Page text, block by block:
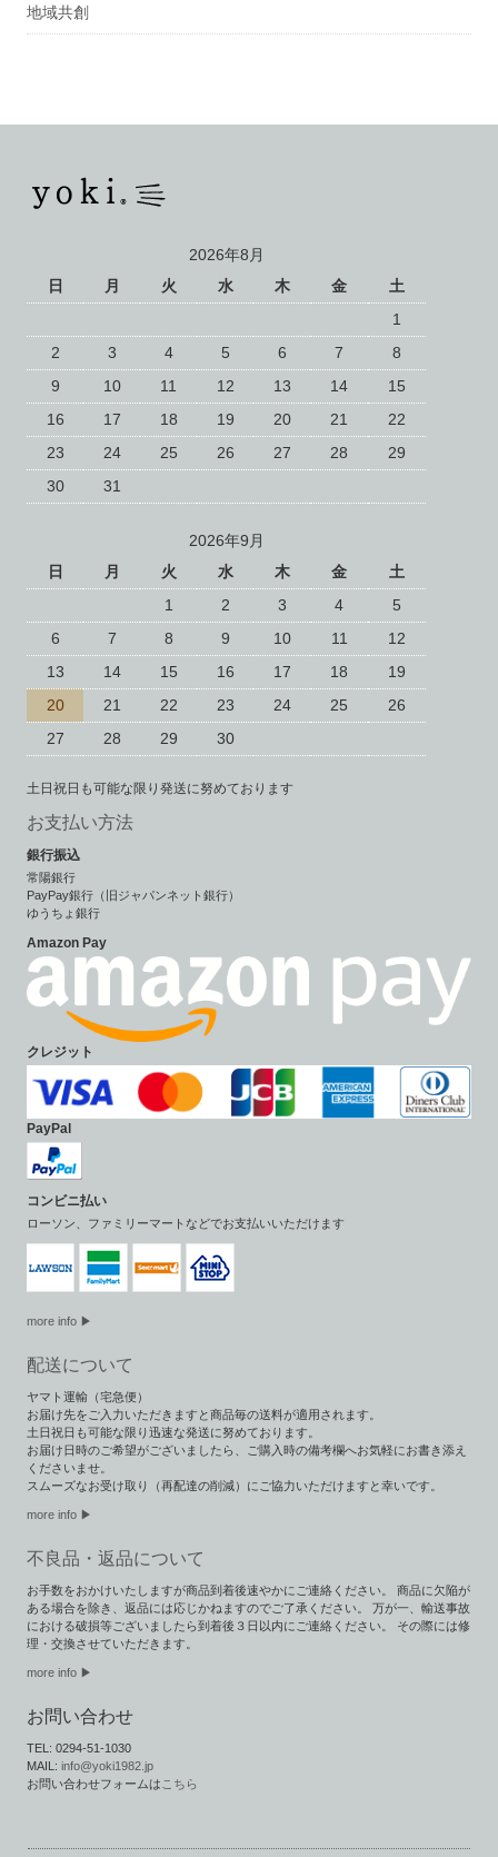
地域共創
2026年8月
日
月 火 水 木 金
土
1
2
3 4 5 6 7
8
9
10 11 12 13 14
15
16
17 18 19 20 21
22
23
24 25 26 27 28
29
30
31
2026年9月
日
月 火 水 木 金
土
1
2 3 4
5
6
7 8 9 10 11
12
13
14 15 16 17 18
19
20
21 22 23 24 25
26
27
28 29 30
土日祝日も可能な限り発送に努めております
お支払い方法
銀行振込
常陽銀行
PayPay銀行（旧ジャパンネット銀行）
ゆうちょ銀行
Amazon Pay
クレジット
PayPal
コンビニ払い
ローソン、ファミリーマートなどでお支払いいただけます
more info ▶
配送について
ヤマト運輸（宅急便）
お届け先をご入力いただきますと商品毎の送料が適用されます。
土日祝日も可能な限り迅速な発送に努めております。
お届け日時のご希望がございましたら、ご購入時の備考欄へお気軽にお書き添え
くださいませ。
スムーズなお受け取り（再配達の削減）にご協力いただけますと幸いです。
more info ▶︎
不良品・返品について
お手数をおかけいたしますが商品到着後速やかにご連絡ください。 商品に欠陥が
ある場合を除き、返品には応じかねますのでご了承ください。 万が一、輸送事故
における破損等ございましたら到着後３日以内にご連絡ください。 その際には修
理・交換させていただきます。
more info ▶
お問い合わせ
TEL: 0294-51-1030
MAIL:info@yoki1982.jp
お問い合わせフォームは こちら